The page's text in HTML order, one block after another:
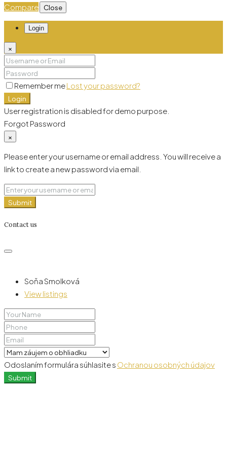
Compare Close
Login
×
Remember meLost your password?
Login
User registration is disabled for demo purpose.
Forgot Password
×
Please enter your username or email address. You will receive a
link to create a new password via email.
Submit
Contact us
Soňa Smolková
View listings
Odoslaním formulára súhlasite s Ochranou osobných údajov
Submit